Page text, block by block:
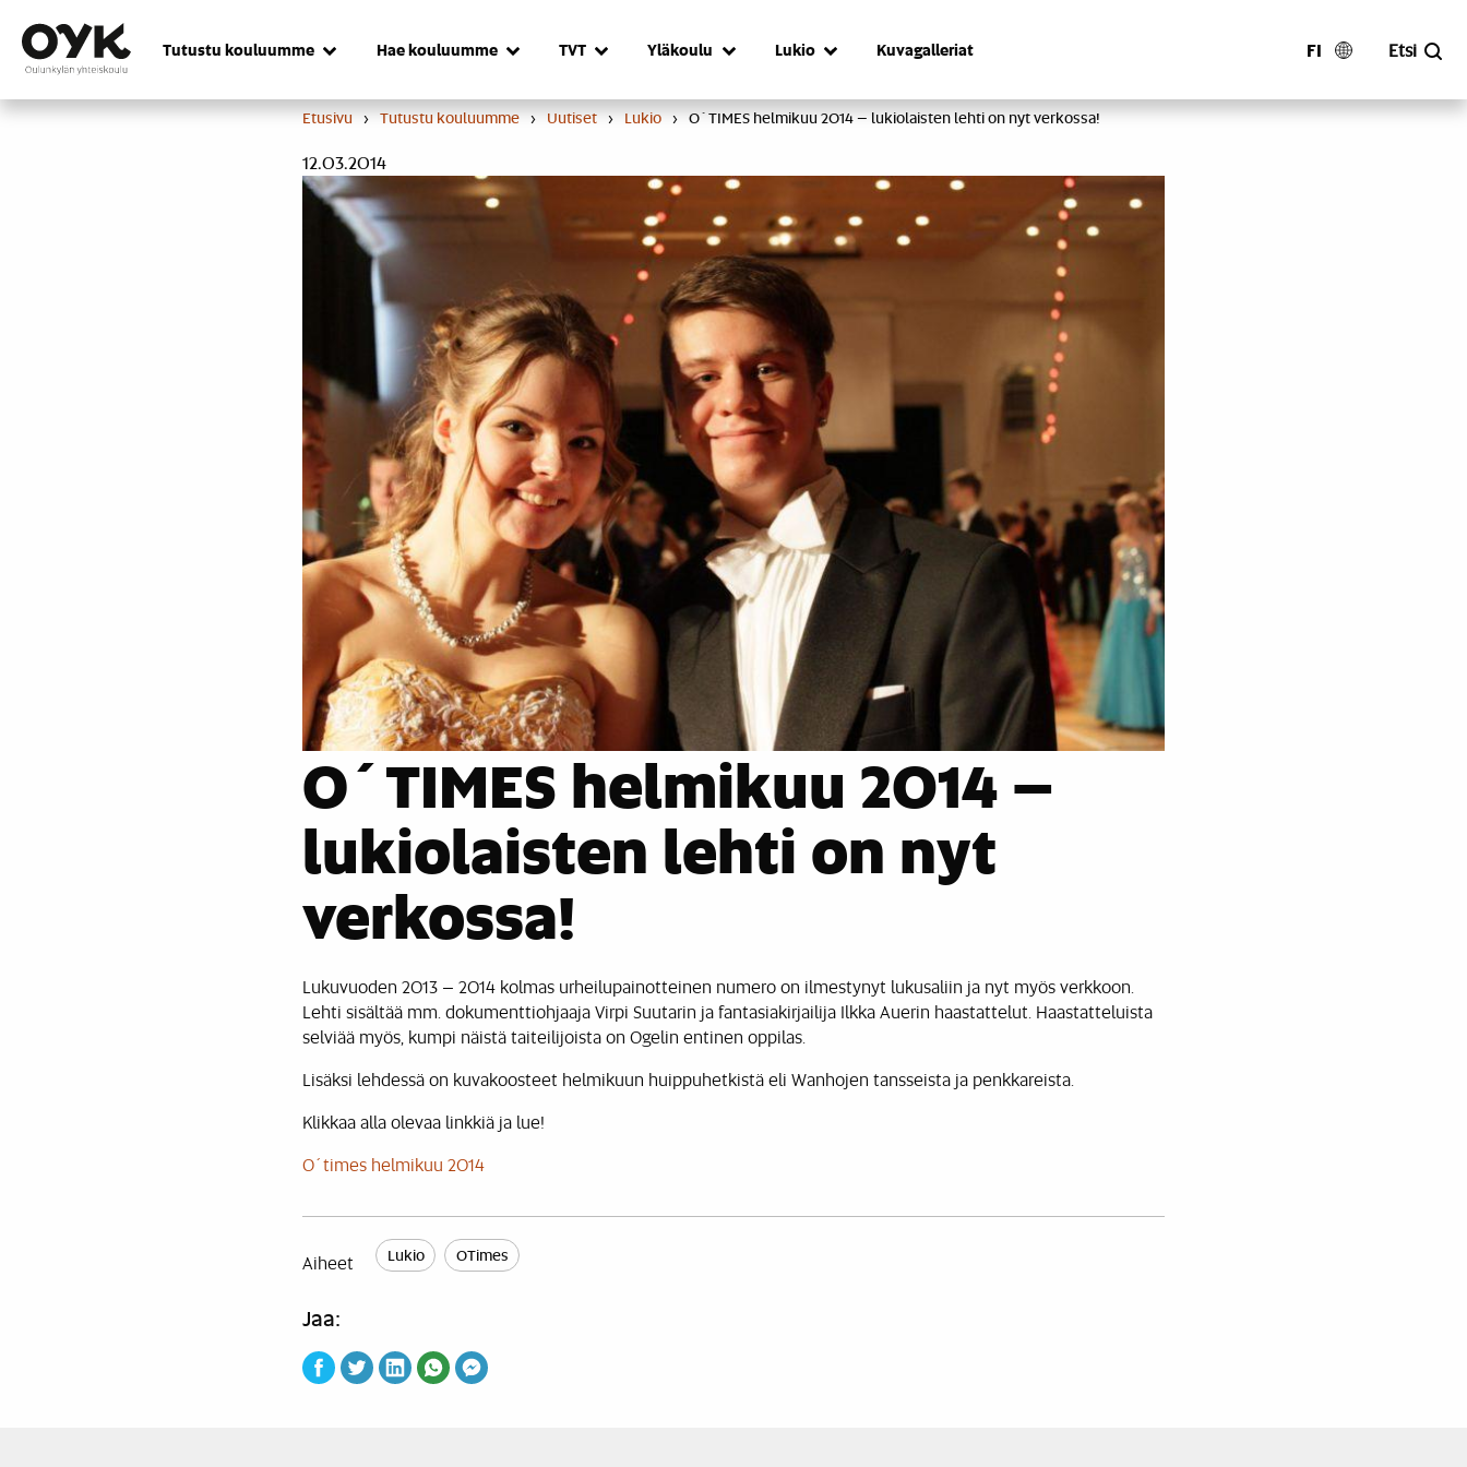
content
Tutustu kouluumme Hae kouluumme TVT Yläkoulu Lukio Kuvagalleriat FI Etsi
Etusivu › Tutustu kouluumme › Uutiset › Lukio › O´TIMES helmikuu 2014 – lukiolaisten lehti on nyt verkossa!
12.03.2014
O´TIMES helmikuu 2014 –
lukiolaisten lehti on nyt
verkossa!
Lukuvuoden 2013 – 2014 kolmas urheilupainotteinen numero on ilmestynyt lukusaliin ja nyt myös verkkoon.
Lehti sisältää mm. dokumenttiohjaaja Virpi Suutarin ja fantasiakirjailija Ilkka Auerin haastattelut. Haastatteluista
selviää myös, kumpi näistä taiteilijoista on Ogelin entinen oppilas.
Lisäksi lehdessä on kuvakoosteet helmikuun huippuhetkistä eli Wanhojen tansseista ja penkkareista.
Klikkaa alla olevaa linkkiä ja lue!
O´times helmikuu 2014
Aiheet Lukio OTimes
Jaa: